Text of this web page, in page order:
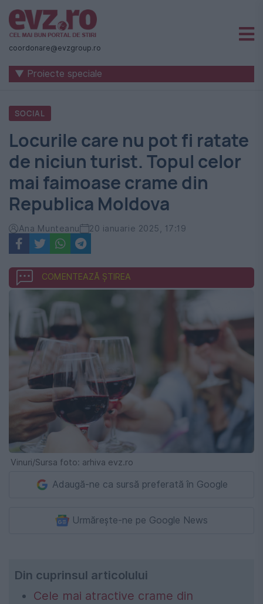
Știri
naționale
internaționale
România
-
Evenimentul
Zilei
coordonare@evzgroup.ro
▼ Proiecte speciale
SOCIAL
Locurile care nu pot fi ratate
de niciun turist. Topul celor
mai faimoase crame din
Republica Moldova
Ana Munteanu 20 ianuarie 2025, 17:19
COMENTEAZĂ ȘTIREA
Vinuri/Sursa foto: arhiva evz.ro
Adaugă-ne ca sursă preferată în Google
Urmărește-ne pe Google News
Din cuprinsul articolului
Cele mai atractive crame din